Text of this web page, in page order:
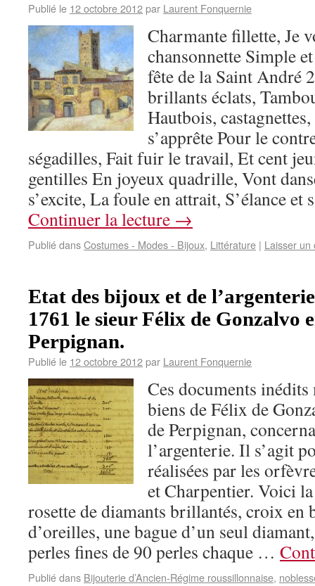
Publié le 12 octobre 2012par Laurent Fonquernie
Charmante fillette, Je
chansonnette Simple
fête de la Saint André
brillants éclats,
Hautbois,
s’apprête Pour le
ségadilles, Fait fuir le travail, Et cent
gentilles En joyeux quadrille, Vont
s’excite, La foule en attrait, S’élance
Continuer la lecture →
Publié dansCostumes - Modes - Bijoux, Littérature | Laisser un
Etat des bijoux et de l’argenterie
1761 le sieur Félix de Gonzalvo
Perpignan.
Publié le 12 octobre 2012par Laurent Fonquernie
Ces documents
biens de Félix de
de Perpignan,
l’argenterie. Il s’agit
réalisées par les
et Charpentier. Voici
rosette de diamants brillantés, croix en
d’oreilles, une bague d’un seul
perles fines de 90 perles chaque …
Publié dans Bijouterie d’Ancien-Régime roussillonnaise,